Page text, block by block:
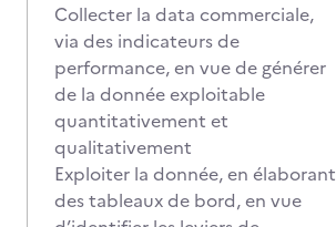
Collecter la data commerciale,
via des indicateurs de
performance, en vue de générer
de la donnée exploitable
quantitativement et
qualitativement
Exploiter la donnée, en élaborant
des tableaux de bord, en vue